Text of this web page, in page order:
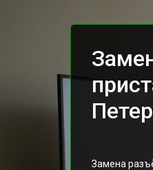
Замена